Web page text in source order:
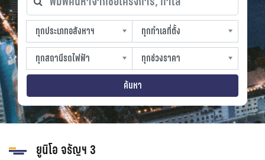
ทุกประเภทอสังหาฯ
ทุกประเภทอสังหาฯ
sproperty
ทุกทำเลที่ตั้ง
ทุกทำเลที่ตั้ง
slocation
ทุกสถานีรถไฟฟ้า
ทุกสถานีรถไฟฟ้า
strain-station
ทุกช่วงราคา
ทุกช่วงราคา
sprice
ค้นหา
ยูนิโอ จรัญฯ 3